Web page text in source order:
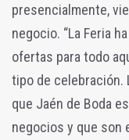
presencialmente,
negocio. “La Feria
ofertas para todo
tipo de celebración.
que Jaén de Boda
negocios y que son